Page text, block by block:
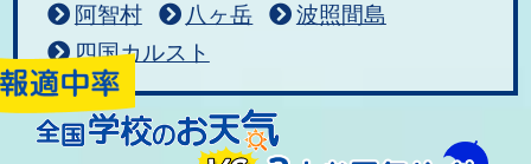
阿智村
八ヶ岳
波照間島
四国カルスト